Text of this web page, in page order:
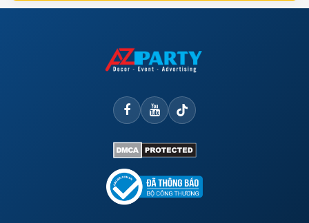
QUỐC TẾ THIẾU NHI
TẾT TRUNG THU
TIỆC TẤT NIÊN